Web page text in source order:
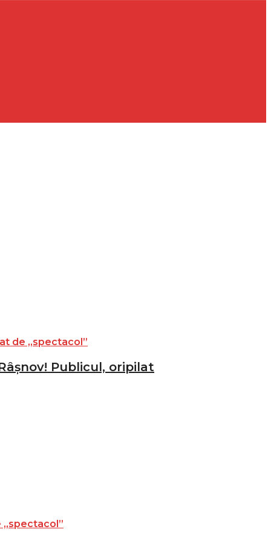
Publicul, oripilat